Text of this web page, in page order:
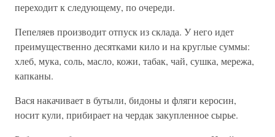
переходит к следующему, по очереди.
Пепеляев производит отпуск из склада. У него идет
преимущественно десятками кило и на круглые суммы:
хлеб, мука, соль, масло, кожи, табак, чай, сушка, мережа,
капканы.
Вася накачивает в бутыли, бидоны и фляги керосин,
носит кули, прибирает на чердак закупленное сырье.